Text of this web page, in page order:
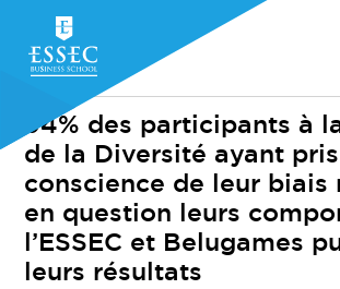
94% des participants à
de la Diversité ayant pris
conscience de leur biais
en question leurs
l’ESSEC et Belugames
leurs résultats